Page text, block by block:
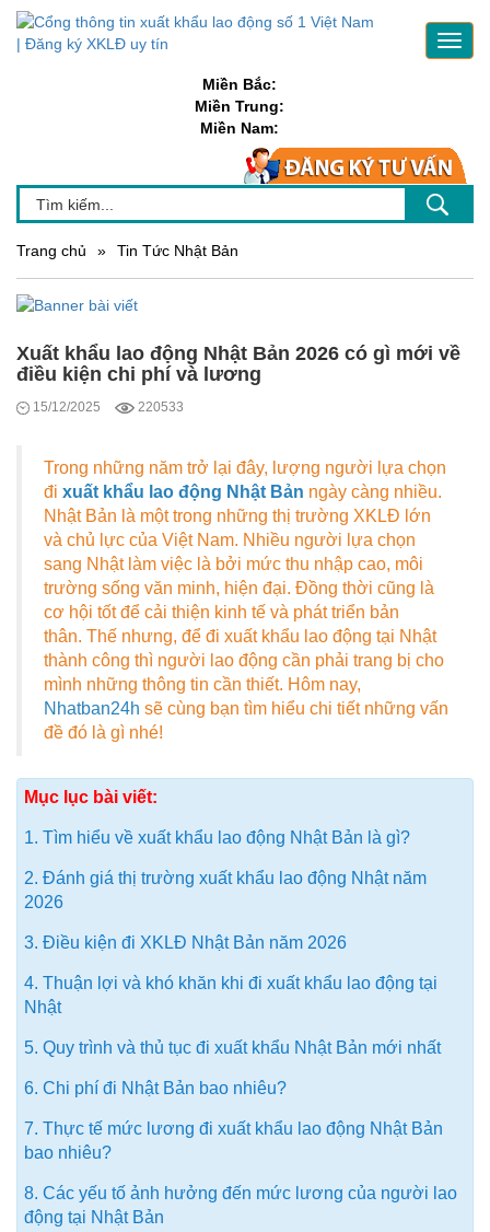
Miền Bắc:
Miền Trung:
Miền Nam:
Trang chủ » Tin Tức Nhật Bản
Xuất khẩu lao động Nhật Bản 2026 có gì mới về
điều kiện chi phí và lương
15/12/2025 220533
Trong những năm trở lại đây, lượng người lựa chọn
đi xuất khẩu lao động Nhật Bản ngày càng nhiều.
Nhật Bản là một trong những thị trường XKLĐ lớn
và chủ lực của Việt Nam. Nhiều người lựa chọn
sang Nhật làm việc là bởi mức thu nhập cao, môi
trường sống văn minh, hiện đại. Đồng thời cũng là
cơ hội tốt để cải thiện kinh tế và phát triển bản
thân. Thế nhưng, để đi xuất khẩu lao động tại Nhật
thành công thì người lao động cần phải trang bị cho
mình những thông tin cần thiết. Hôm nay,
Nhatban24h sẽ cùng bạn tìm hiểu chi tiết những vấn
đề đó là gì nhé!
Mục lục bài viết:
1. Tìm hiểu về xuất khẩu lao động Nhật Bản là gì?
2. Đánh giá thị trường xuất khẩu lao động Nhật năm
2026
3. Điều kiện đi XKLĐ Nhật Bản năm 2026
4. Thuận lợi và khó khăn khi đi xuất khẩu lao động tại
Nhật
5. Quy trình và thủ tục đi xuất khẩu Nhật Bản mới nhất
6. Chi phí đi Nhật Bản bao nhiêu?
7. Thực tế mức lương đi xuất khẩu lao động Nhật Bản
bao nhiêu?
8. Các yếu tố ảnh hưởng đến mức lương của người lao
động tại Nhật Bản